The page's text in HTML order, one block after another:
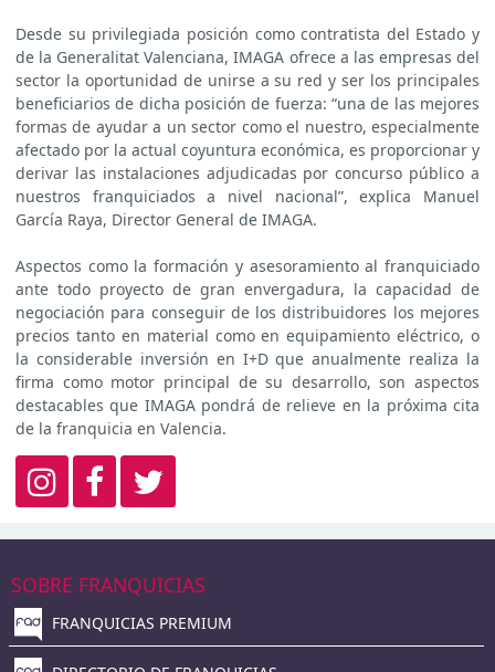
Desde su privilegiada posición como contratista del Estado y
de la Generalitat Valenciana, IMAGA ofrece a las empresas del
sector la oportunidad de unirse a su red y ser los principales
beneficiarios de dicha posición de fuerza: “una de las mejores
formas de ayudar a un sector como el nuestro, especialmente
afectado por la actual coyuntura económica, es proporcionar y
derivar las instalaciones adjudicadas por concurso público a
nuestros franquiciados a nivel nacional”, explica Manuel
García Raya, Director General de IMAGA.
Aspectos como la formación y asesoramiento al franquiciado
ante todo proyecto de gran envergadura, la capacidad de
negociación para conseguir de los distribuidores los mejores
precios tanto en material como en equipamiento eléctrico, o
la considerable inversión en I+D que anualmente realiza la
firma como motor principal de su desarrollo, son aspectos
destacables que IMAGA pondrá de relieve en la próxima cita
de la franquicia en Valencia.
SOBRE FRANQUICIAS
FRANQUICIAS PREMIUM